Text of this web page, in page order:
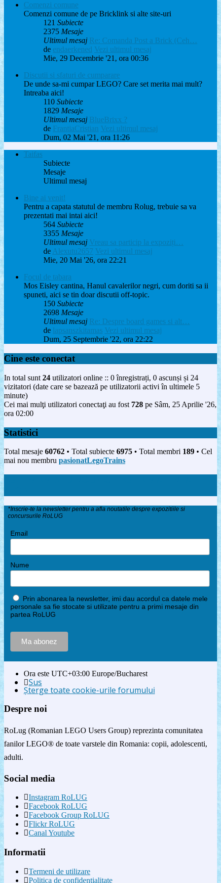
Comenzi comune
Comenzi comune de pe Bricklink si alte site-uri
121 Subiecte
2375 Mesaje
Ultimul mesaj Re: Comanda Post a Brick (Ceh…
de endaerkened Vezi ultimul mesaj
Mie, 29 Decembrie '21, ora 00:36
Discutii si sfaturi de cumparare
De unde sa-mi cumpar LEGO? Care set merita mai mult?
Intreaba aici!
110 Subiecte
1829 Mesaje
Ultimul mesaj BlueBrixx ?
de FrantiaCristian Vezi ultimul mesaj
Dum, 02 Mai '21, ora 11:26
Taifas
Subiecte
Mesaje
Ultimul mesaj
Bine ai venit!
Pentru a capata statutul de membru Rolug, trebuie sa va
prezentati mai intai aici!
564 Subiecte
3355 Mesaje
Ultimul mesaj Vreau sa particip la expoziți…
de Alexutu2657 Vezi ultimul mesaj
Mie, 20 Mai '26, ora 22:21
Focul de tabara
Mos Eisley cantina, Hanul cavalerilor negri, cum doriti sa ii
spuneti, aici se tin doar discutii off-topic.
150 Subiecte
2698 Mesaje
Ultimul mesaj Re: Despre board games si alt…
de lapsanszkitamas Vezi ultimul mesaj
Dum, 25 Septembrie '22, ora 22:22
Cine este conectat
In total sunt 24 utilizatori online :: 0 înregistrați, 0 ascunși și 24
vizitatori (date care se bazează pe utilizatorii activi în ultimele 5
minute)
Cei mai mulţi utilizatori conectaţi au fost 728 pe Sâm, 25 Aprilie '26,
ora 02:00
Statistici
Total mesaje 60762 • Total subiecte 6975 • Total membri 189 • Cel
mai nou membru pasionatLegoTrains
*Inscrie-te la newsletter pentru a afla noutatile despre expozitiile si
concursurile RoLUG
Email
Nume
Prin abonarea la newsletter, imi dau acordul ca datele mele
personale sa fie stocate si utilizate pentru a primi mesaje din
partea RoLUG
Ora este UTC+03:00 Europe/Bucharest
Sus
Şterge toate cookie-urile forumului
Despre noi
RoLug (Romanian LEGO Users Group) reprezinta comunitatea
fanilor LEGO® de toate varstele din Romania: copii, adolescenti,
adulti.
Social media
Instagram RoLUG
Facebook RoLUG
Facebook Group RoLUG
Flickr RoLUG
Canal Youtube
Informatii
Termeni de utilizare
Politica de confidenţialitate